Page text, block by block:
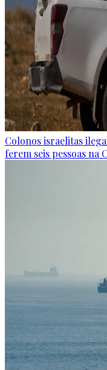
Colonos israelitas
ferem seis pessoas na